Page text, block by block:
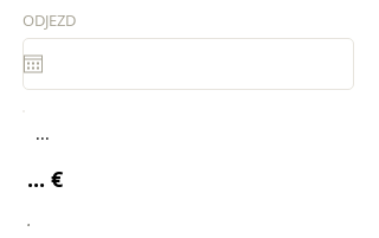
ODJEZD
...
... €
.